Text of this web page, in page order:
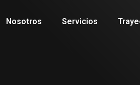
Nosotros Servicios